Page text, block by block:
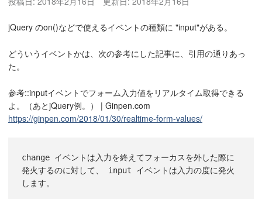
jQuery のon()などで使えるイベントの種類に "input"がある。
どういうイベントかは、次の参考にした記事に、引用の通りあっ
た。
参考::inputイベントでフォーム入力値をリアルタイム取得できる
よ。（あとjQuery例。） | Ginpen.com
https://ginpen.com/2018/01/30/realtime-form-values/
change イベントは入力を終えてフォーカスを外した際に
発火するのに対して、 input イベントは入力の度に発火